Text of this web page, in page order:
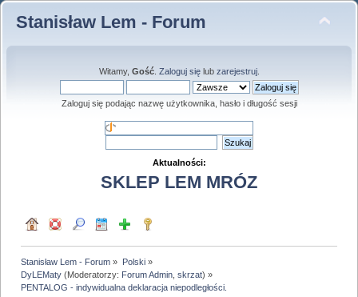
Stanisław Lem - Forum
Witamy, Gość. Zaloguj sięlub zarejestruj.
Zaloguj się podając nazwę użytkownika, hasło i długość sesji
Aktualności:
SKLEP LEM MRÓZ
Stanisław Lem - Forum » Polski»
DyLEMaty (Moderatorzy: Forum Admin ,skrzat) »
PENTALOG - indywidualna deklaracja niepodległości.